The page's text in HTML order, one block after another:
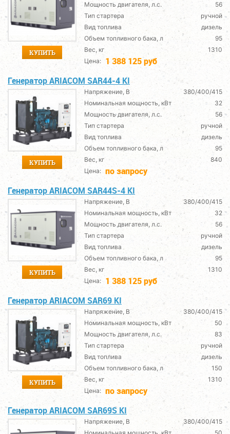
КУПИТЬ
Мощность двигателя, л.с.
56
Тип стартера
ручной
Вид топлива
дизель
Объем топливного бака, л
95
Вес, кг
1310
Цена: 1 388 125 руб
Генератор ARIACOM SAR44-4 KI
КУПИТЬ
Напряжение, В
380/400/415
Номинальная мощность, кВт
32
Мощность двигателя, л.с.
56
Тип стартера
ручной
Вид топлива
дизель
Объем топливного бака, л
95
Вес, кг
840
Цена: по запросу
Генератор ARIACOM SAR44S-4 KI
КУПИТЬ
Напряжение, В
380/400/415
Номинальная мощность, кВт
32
Мощность двигателя, л.с.
56
Тип стартера
ручной
Вид топлива
дизель
Объем топливного бака, л
95
Вес, кг
1310
Цена: 1 388 125 руб
Генератор ARIACOM SAR69 KI
КУПИТЬ
Напряжение, В
380/400/415
Номинальная мощность, кВт
50
Мощность двигателя, л.с.
83
Тип стартера
ручной
Вид топлива
дизель
Объем топливного бака, л
150
Вес, кг
1310
Цена: по запросу
Генератор ARIACOM SAR69S KI
Напряжение, В
380/400/415